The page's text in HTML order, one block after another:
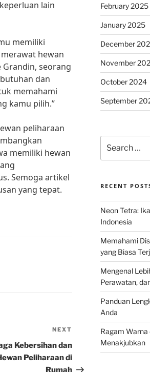
lain
memiliki
hewan
seorang
dan
memahami
kamu pilih.”
peliharaan
memiliki hewan
Semoga artikel
yang tepat.
Post
NEXT
Kebersihan dan
Peliharaan di
Rumah
February 2025
January 2025
December
November
October 2024
September
for:
RECENT
Neon Tetra:
Indonesia
Memahami
yang Biasa
Mengenal
Perawatan,
Panduan
Anda
Ragam
Menakjubkan